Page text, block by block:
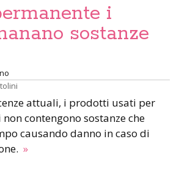
i
sostanze
attuali, i prodotti usati per
contengono sostanze che
causando danno in caso di
»